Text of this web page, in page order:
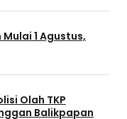
1 Agustus,
Olah TKP
Balikpapan